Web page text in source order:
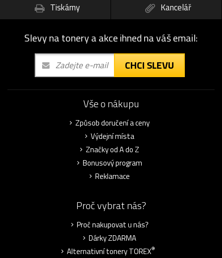
Tiskárny
Kancelář
Slevy na tonery a akce ihned na váš email:
CHCI SLEVU
Vše o nákupu
Způsob doručení a ceny
Výdejní místa
Značky od A do Z
Bonusový program
Reklamace
Proč vybrat nás?
Proč nakupovat u nás?
Dárky ZDARMA
Alternativní tonery TOREX®